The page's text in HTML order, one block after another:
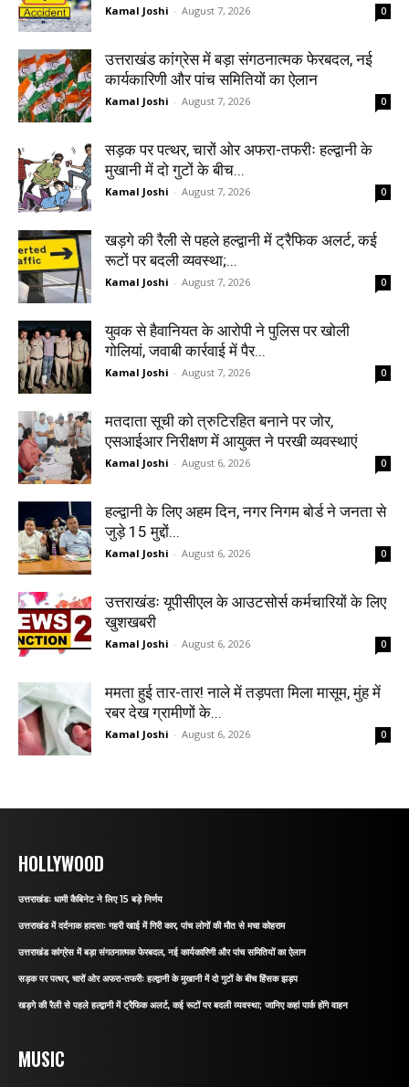
Kamal Joshi - August 7, 2026 0
उत्तराखंड कांग्रेस में बड़ा संगठनात्मक फेरबदल, नई
कार्यकारिणी और पांच समितियों का ऐलान
Kamal Joshi - August 7, 2026 0
सड़क पर पत्थर, चारों ओर अफरा-तफरीः हल्द्वानी के
मुखानी में दो गुटों के बीच...
Kamal Joshi - August 7, 2026 0
खड़गे की रैली से पहले हल्द्वानी में ट्रैफिक अलर्ट, कई
रूटों पर बदली व्यवस्था;...
Kamal Joshi - August 7, 2026 0
युवक से हैवानियत के आरोपी ने पुलिस पर खोली
गोलियां, जवाबी कार्रवाई में पैर...
Kamal Joshi - August 7, 2026 0
मतदाता सूची को त्रुटिरहित बनाने पर जोर,
एसआईआर निरीक्षण में आयुक्त ने परखी व्यवस्थाएं
Kamal Joshi - August 6, 2026 0
हल्द्वानी के लिए अहम दिन, नगर निगम बोर्ड ने जनता से
जुड़े 15 मुद्दों...
Kamal Joshi - August 6, 2026 0
उत्तराखंडः यूपीसीएल के आउटसोर्स कर्मचारियों के लिए
खुशखबरी
Kamal Joshi - August 6, 2026 0
ममता हुई तार-तार! नाले में तड़पता मिला मासूम, मुंह में
रबर देख ग्रामीणों के...
Kamal Joshi - August 6, 2026 0
HOLLYWOOD
उत्तराखंडः धामी कैबिनेट ने लिए 15 बड़े निर्णय
उत्तराखंड में दर्दनाक हादसाः गहरी खाई में गिरी कार, पांच लोगों की मौत से मचा कोहराम
उत्तराखंड कांग्रेस में बड़ा संगठनात्मक फेरबदल, नई कार्यकारिणी और पांच समितियों का ऐलान
सड़क पर पत्थर, चारों ओर अफरा-तफरीः हल्द्वानी के मुखानी में दो गुटों के बीच हिंसक झड़प
खड़गे की रैली से पहले हल्द्वानी में ट्रैफिक अलर्ट, कई रूटों पर बदली व्यवस्था; जानिए कहां पार्क होंगे वाहन
MUSIC